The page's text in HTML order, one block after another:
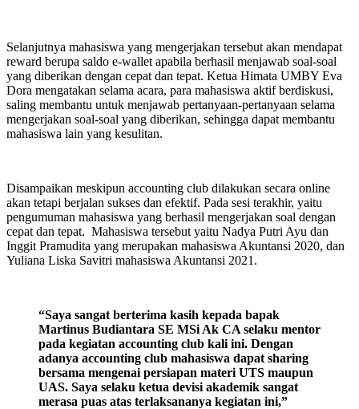
Selanjutnya mahasiswa yang mengerjakan tersebut akan mendapat
reward berupa saldo e-wallet apabila berhasil menjawab soal-soal
yang diberikan dengan cepat dan tepat. Ketua Himata UMBY Eva
Dora mengatakan selama acara, para mahasiswa aktif berdiskusi,
saling membantu untuk menjawab pertanyaan-pertanyaan selama
mengerjakan soal-soal yang diberikan, sehingga dapat membantu
mahasiswa lain yang kesulitan.
Disampaikan meskipun accounting club dilakukan secara online
akan tetapi berjalan sukses dan efektif. Pada sesi terakhir, yaitu
pengumuman mahasiswa yang berhasil mengerjakan soal dengan
cepat dan tepat. Mahasiswa tersebut yaitu Nadya Putri Ayu dan
Inggit Pramudita yang merupakan mahasiswa Akuntansi 2020, dan
Yuliana Liska Savitri mahasiswa Akuntansi 2021.
“Saya sangat berterima kasih kepada bapak
Martinus Budiantara SE MSi Ak CA selaku mentor
pada kegiatan accounting club kali ini. Dengan
adanya accounting club mahasiswa dapat sharing
bersama mengenai persiapan materi UTS maupun
UAS. Saya selaku ketua devisi akademik sangat
merasa puas atas terlaksananya kegiatan ini,”